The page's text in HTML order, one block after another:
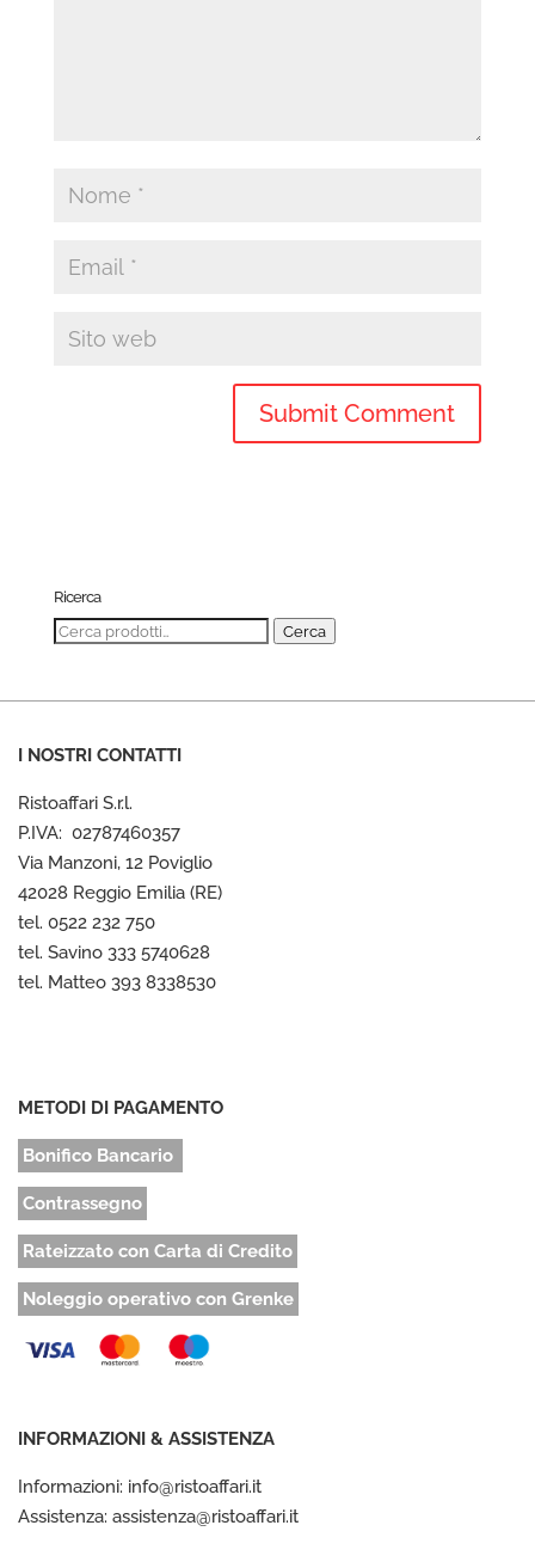
Ricerca
Cerca: Cerca
I NOSTRI CONTATTI
Ristoaffari S.r.l.
P.IVA: 02787460357
Via Manzoni, 12 Poviglio
42028 Reggio Emilia (RE)
tel. 0522 232 750
tel. Savino 333 5740628
tel. Matteo 393 8338530
METODI DI PAGAMENTO
Bonifico Bancario
Contrassegno
Rateizzato con Carta di Credito
Noleggio operativo con Grenke
INFORMAZIONI & ASSISTENZA
Informazioni: info@ristoaffari.it
Assistenza: assistenza@ristoaffari.it